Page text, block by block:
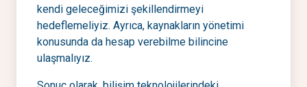
kendi geleceğimizi şekillendirmeyi
hedeflemeliyiz. Ayrıca, kaynakların yönetimi
konusunda da hesap verebilme bilincine
ulaşmalıyız.